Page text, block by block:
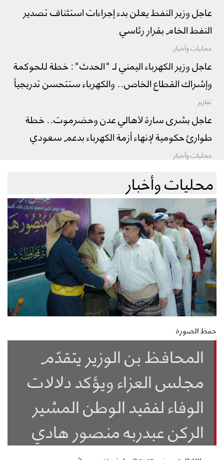
عاجل وزير النفط يعلن بدء إجراءات استئناف تصدير
النفط الخام بقرار رئاسي
محليات وأخبار
عاجل وزير الكهرباء اليمني لـ "الحدث": خطة للحوكمة
وإشراك القطاع الخاص.. والكهرباء ستتحسن تدريجياً
تقارير
عاجل بشرى سارة لأهالي عدن وحضرموت.. خطة
طوارئ حكومية لإنهاء أزمة الكهرباء بدعم سعودي
محليات وأخبار
محليات وأخبار
حفظ الصورة
المحافظ بن الوزير يتقدّم
مجلس العزاء ويؤكد دلالات
الوفاء لفقيد الوطن المشير
الركن عبدربه منصور هادي